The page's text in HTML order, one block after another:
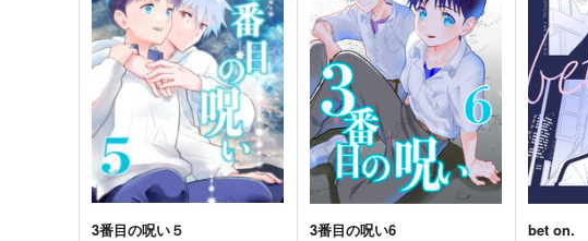
3番目の呪い５
3番目の呪い6
bet on.